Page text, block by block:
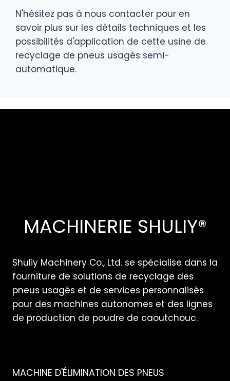
N'hésitez pas à nous contacter pour en
savoir plus sur les détails techniques et les
possibilités d'application de cette usine de
recyclage de pneus usagés semi-
automatique.
MACHINERIE SHULIY®
Shuliy Machinery Co., Ltd. se spécialise dans la
fourniture de solutions de recyclage des
pneus usagés et de services personnalisés
pour des machines autonomes et des lignes
de production de poudre de caoutchouc.
MACHINE D'ÉLIMINATION DES PNEUS